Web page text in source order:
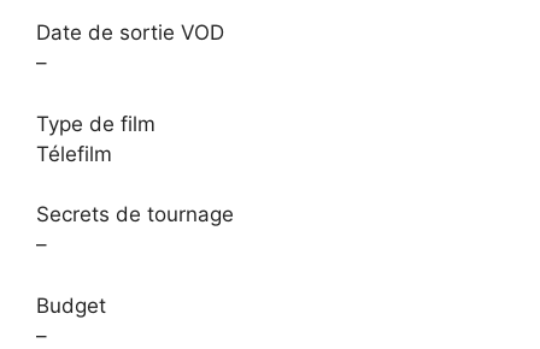
Date de sortie VOD
–
Type de film
Télefilm
Secrets de tournage
–
Budget
–